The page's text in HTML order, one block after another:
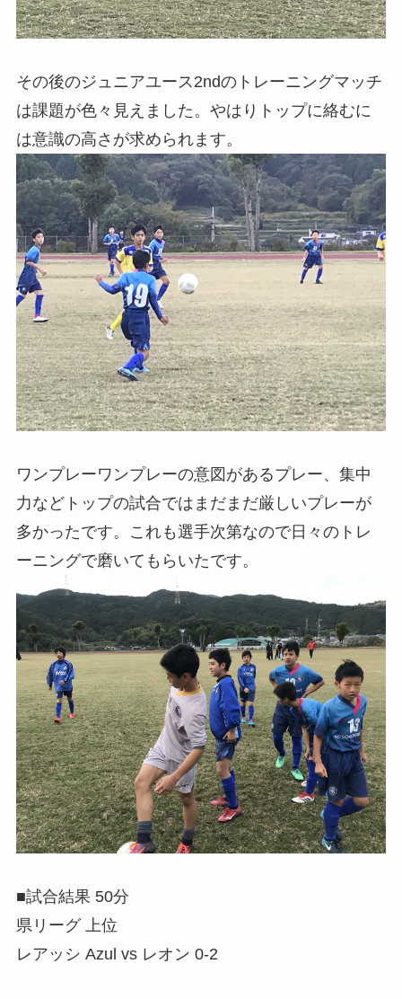
その後のジュニアユース2ndのトレーニングマッチ
は課題が色々見えました。やはりトップに絡むに
は意識の高さが求められます。
ワンプレーワンプレーの意図があるプレー、集中
力などトップの試合ではまだまだ厳しいプレーが
多かったです。これも選手次第なので日々のトレ
ーニングで磨いてもらいたです。
■試合結果 50分
県リーグ 上位
レアッシ Azul vs レオン 0-2